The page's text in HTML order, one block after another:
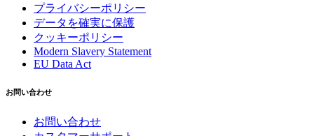
プライバシーポリシー
データを確実に保護
クッキーポリシー
Modern Slavery Statement
EU Data Act
お問い合わせ
お問い合わせ